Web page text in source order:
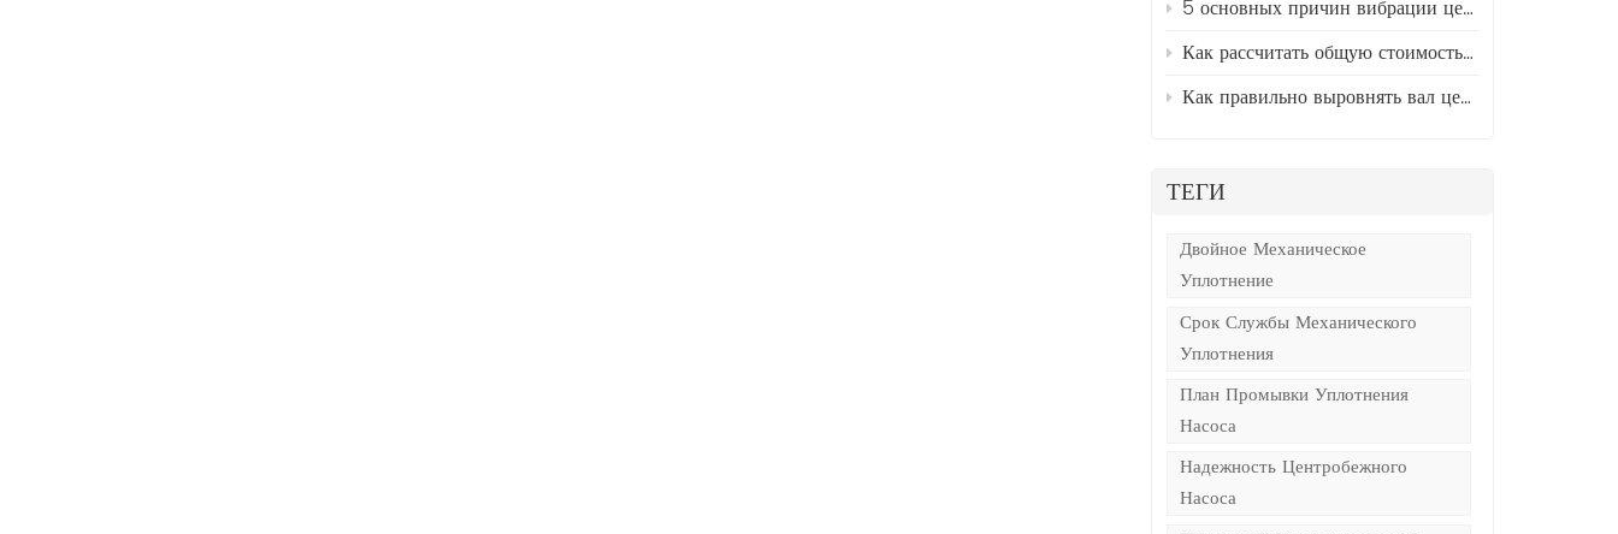
5 основных причин вибрации центробежных насосов и способы их устранения.
Как рассчитать общую стоимость владения (TCO) промышленными насосами
Как правильно выровнять вал центробежного насоса и двигателя за 5 простых шагов
ТЕГИ
Двойное Механическое
Уплотнение
Срок Службы Механического
Уплотнения
План Промывки Уплотнения
Насоса
Надежность Центробежного
Насоса